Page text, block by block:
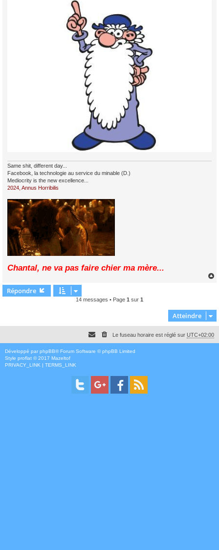
Same shit, different day...
Facebook, la technologie au service du minable (D.)
Mediocrity is the new excellence...
2024, Annus Horribilis
Chantal, ne va pas faire chier ma mère...
Répondre
14 messages • Page 1 sur 1
Atteindre
Le fuseau horaire est réglé sur UTC+02:00
Développé par phpBB® Forum Software © phpBB Limited
Style proflat © 2017 Mazeltof
PRIVACY_LINK | TERMS_LINK